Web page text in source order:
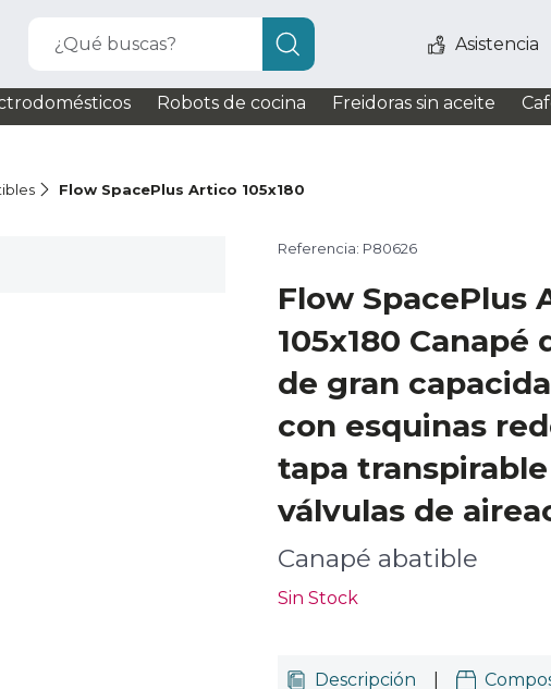
¿Qué buscas? Asistencia
Robots de cocina Freidoras sin aceite
Flow SpacePlus Artico 105x180
Referencia: P80626
Flow SpacePlus
105x180 Canapé
de gran
con esquinas
tapa
válvulas de
Canapé abatible
Sin Stock
Descripción